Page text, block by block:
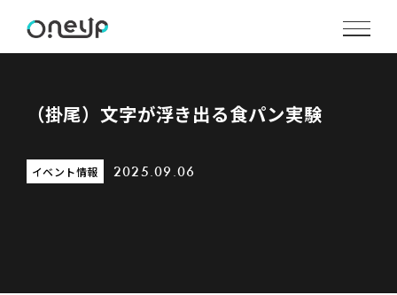
（掛尾）文字が浮き出る食パン実験
イベント情報 2025.09.06